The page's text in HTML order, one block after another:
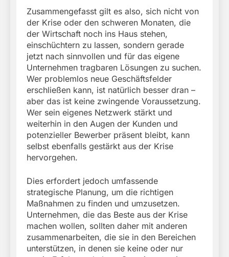
Zusammengefasst gilt es also, sich nicht von
der Krise oder den schweren Monaten, die
der Wirtschaft noch ins Haus stehen,
einschüchtern zu lassen, sondern gerade
jetzt nach sinnvollen und für das eigene
Unternehmen tragbaren Lösungen zu suchen.
Wer problemlos neue Geschäftsfelder
erschließen kann, ist natürlich besser dran –
aber das ist keine zwingende Voraussetzung.
Wer sein eigenes Netzwerk stärkt und
weiterhin in den Augen der Kunden und
potenzieller Bewerber präsent bleibt, kann
selbst ebenfalls gestärkt aus der Krise
hervorgehen.
Dies erfordert jedoch umfassende
strategische Planung, um die richtigen
Maßnahmen zu finden und umzusetzen.
Unternehmen, die das Beste aus der Krise
machen wollen, sollten daher mit anderen
zusammenarbeiten, die sie in den Bereichen
unterstützen, in denen sie keine oder nur